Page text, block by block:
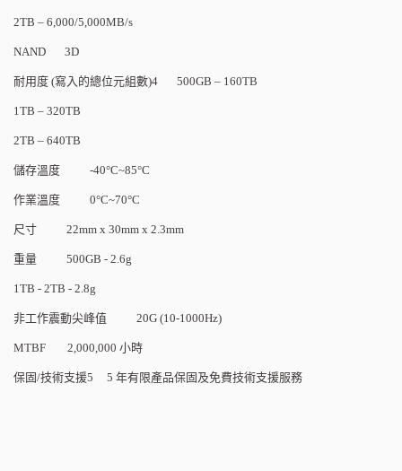
2TB – 6,000/5,000MB/s
NAND 3D
耐用度 (寫入的總位元組數)4 500GB – 160TB
1TB – 320TB
2TB – 640TB
儲存溫度 -40°C~85°C
作業溫度 0°C~70°C
尺寸 22mm x 30mm x 2.3mm
重量 500GB - 2.6g
1TB - 2TB - 2.8g
非工作震動尖峰值 20G (10-1000Hz)
MTBF 2,000,000 小時
保固/技術支援5 5 年有限產品保固及免費技術支援服務